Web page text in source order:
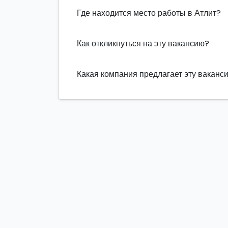
Где находится место работы в Атлит?
Как откликнуться на эту вакансию?
Какая компания предлагает эту